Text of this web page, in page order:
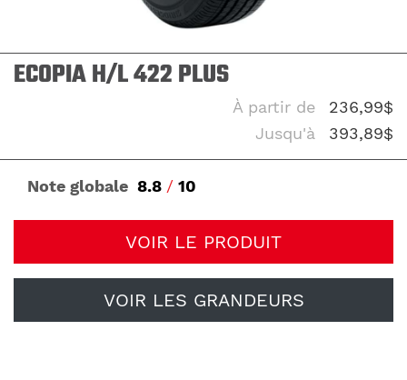
ECOPIA H/L 422 PLUS
À partir de
236,99$
Jusqu'à
393,89$
Note globale 8.8 / 10
VOIR LE PRODUIT
VOIR LES GRANDEURS